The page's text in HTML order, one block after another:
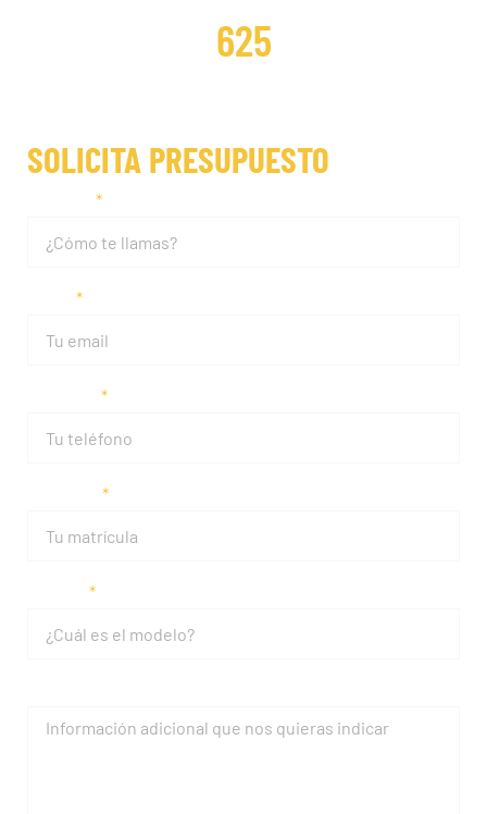
SOLICITA PRESUPUESTO
625